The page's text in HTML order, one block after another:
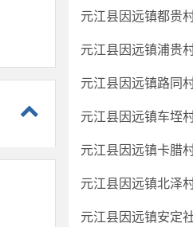
元江县因远镇都贵
元江县因远镇浦贵
元江县因远镇路同
元江县因远镇车垤
元江县因远镇卡腊
元江县因远镇北泽
元江县因远镇安定